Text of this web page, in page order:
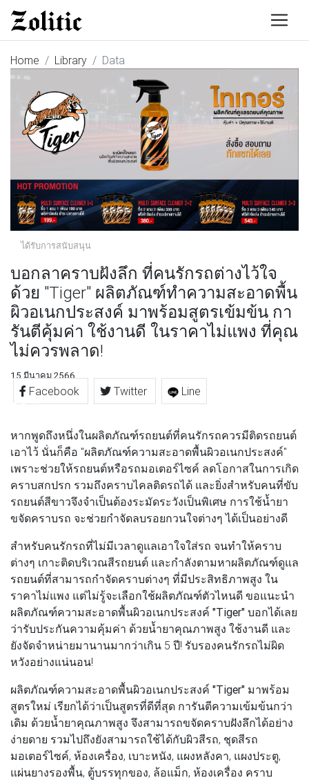
Home Library Data
ได้รับการสนับสนุน
บอกลาคราบฝังลึก ที่คนรักรถต่างไว้ใจ
ด้วย "Tiger" ผลิตภัณฑ์ทำความสะอาดพื้น
ผิวอเนกประสงค์ มาพร้อมสูตรเข้มข้น กา
รันตีคุ้มค่า ใช้งานดี ในราคาไม่แพง ที่คุณ
ไม่ควรพลาด!
15 มีนาคม 2566
Facebook Twitter Line
หากพูดถึงหนึ่งในผลิตภัณฑ์รถยนต์ที่คนรักรถควรมีติดรถยนต์
เอาไว้ นั่นก็คือ "ผลิตภัณฑ์ความสะอาดพื้นผิวอเนกประสงค์"
เพราะช่วยให้รถยนต์หรือรถมอเตอร์ไซค์ ลดโอกาสในการเกิด
คราบสกปรก รวมถึงคราบไคลติดรถได้ และยิ่งสำหรับคนที่ขับ
รถยนต์สีขาวจึงจำเป็นต้องระมัดระวังเป็นพิเศษ การใช้น้ำยา
ขจัดคราบรถ จะช่วยกำจัดลบรอยกวนใจต่างๆ ได้เป็นอย่างดี
สำหรับคนรักรถที่ไม่มีเวลาดูแลเอาใจใส่รถ จนทำให้คราบ
ต่างๆ เกาะติดบริเวณสีรถยนต์ และกำลังตามหาผลิตภัณฑ์ดูแล
รถยนต์ที่สามารถกำจัดคราบต่างๆ ที่มีประสิทธิภาพสูง ใน
ราคาไม่แพง แต่ไม่รู้จะเลือกใช้ผลิตภัณฑ์ตัวไหนดี ขอแนะนำ
ผลิตภัณฑ์ความสะอาดพื้นผิวอเนกประสงค์ "Tiger" บอกได้เลย
ว่ารับประกันความคุ้มค่า ด้วยน้ำยาคุณภาพสูง ใช้งานดี และ
ยังจัดจำหน่ายมานานมากว่าเกิน 5 ปี! รับรองคนรักรถไม่ผิด
หวังอย่างแน่นอน!
ผลิตภัณฑ์ความสะอาดพื้นผิวอเนกประสงค์ "Tiger" มาพร้อม
สูตรใหม่ เรียกได้ว่าเป็นสูตรที่ดีที่สุด การันตีความเข้มข้นกว่า
เดิม ด้วยน้ำยาคุณภาพสูง จึงสามารถขจัดคราบฝังลึกได้อย่าง
ง่ายดาย รวมไปถึงยังสามารถใช้ได้กับผิวสีรถ, ชุดสีรถ
มอเตอร์ไซค์, ห้องเครื่อง, เบาะหนัง, แผงหลังคา, แผงประตู,
แผ่นยางรองพื้น, ตู้บรรทุกของ, ล้อแม็ก, ห้องเครื่อง คราบ